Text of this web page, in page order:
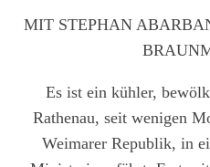
MIT STEPHAN
Es ist ein kühler,
Rathenau, seit wenigen
Weimarer Republik, in